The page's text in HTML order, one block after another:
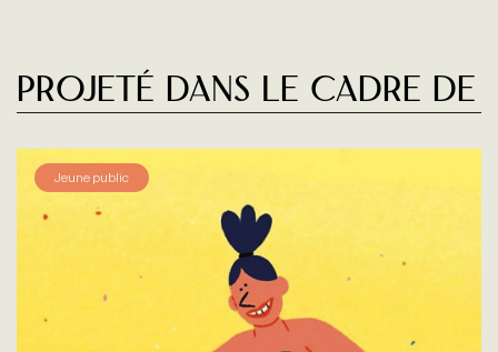
Projeté dans le cadre de
Jeune public